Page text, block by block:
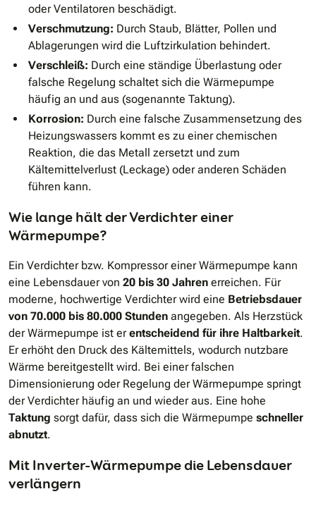
oder Ventilatoren beschädigt.
Verschmutzung: Durch Staub, Blätter, Pollen und
Ablagerungen wird die Luftzirkulation behindert.
Verschleiß: Durch eine ständige Überlastung oder
falsche Regelung schaltet sich die Wärmepumpe
häufig an und aus (sogenannte Taktung).
Korrosion: Durch eine falsche Zusammensetzung des
Heizungswassers kommt es zu einer chemischen
Reaktion, die das Metall zersetzt und zum
Kältemittelverlust (Leckage) oder anderen Schäden
führen kann.
Wie lange hält der Verdichter einer
Wärmepumpe?
Ein Verdichter bzw. Kompressor einer Wärmepumpe kann
eine Lebensdauer von 20 bis 30 Jahren erreichen. Für
moderne, hochwertige Verdichter wird eine Betriebsdauer
von 70.000 bis 80.000 Stunden angegeben. Als Herzstück
der Wärmepumpe ist erentscheidend für ihre Haltbarkeit.
Er erhöht den Druck des Kältemittels, wodurch nutzbare
Wärme bereitgestellt wird. Bei einer falschen
Dimensionierung oder Regelung der Wärmepumpe springt
der Verdichter häufig an und wieder aus. Eine hohe
Taktung sorgt dafür, dass sich die Wärmepumpe schneller
abnutzt.
Mit Inverter-Wärmepumpe die Lebensdauer
verlängern